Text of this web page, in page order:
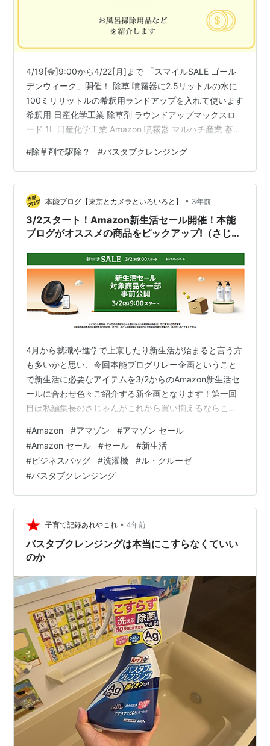
4/19[金]9:00から4/22[月]まで 「スマイルSALE ゴール
デンウィーク」開催！ 除草 噴霧器に2.5リットルの水に
100ミリリットルの希釈用ランドアップを入れて使います
希釈用 日産化学工業 除草剤 ラウンドアップマックスロ
ード 1L 日産化学工業 Amazon 噴霧器 マルハチ産業 蓄圧
チ産業(Maruhachisangyou) Amazon 記録 4月6日 散布 4
月7日 4月9日 4月13日 シダ以外は枯れ始めました 4月16
日 シダ以外は枯れました。シダはムリかもしれません 4
月21日 オールインワン メンズ…
#除草剤で駆除？ #バスタブクレンジング
本能ブログ【東京とカメラといろいろと】 • 3年前
3/2スタート！Amazon新生活セール開催！本能
ブログがオススメの商品をピックアップ!（さじゃ
4月から就職や進学で上京したり新生活が始まると言う方
も多いかと思い、今回本能ブログリレー企画ということ
で新生活に必要なアイテムを3/2からのAmazon新生活セ
ールに合わせ色々ご紹介する新企画となります！第一回
目は私編集長のさじゃんがこれから買い揃えるならこん
ちでお届けします。 新生活SALE（3/2[木]9:00から
3/6[月]23:59まで） こすらず流すだけ お風呂 洗剤 ルッ
クプラス バスタブクレンジング お風呂 洗剤 ルックプラ
ス バスタブクレンジング 銀イオン+ 800ml×3個+おまけ
付き バスタブクレンジング Amazon 一人…
#Amazon #アマゾン #アマゾン セール
#Amazon セール #セール #新生活
#ビジネスバッグ #洗濯機 #ル・クルーゼ
#バスタブクレンジング
子育て記録あれやこれ • 4年前
バスタブクレンジングは本当にこすらなくていい
のか